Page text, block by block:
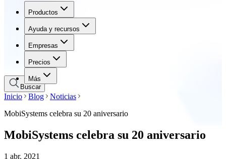
Productos
Ayuda y recursos
Empresas
Precios
Más
Productos
Ayuda y recursos
Empresas
Precios
Buscar
Inicio Blog
Noticias
MobiSystems celebra su 20 aniversario
MobiSystems celebra su 20 aniversario
1 abr. 2021